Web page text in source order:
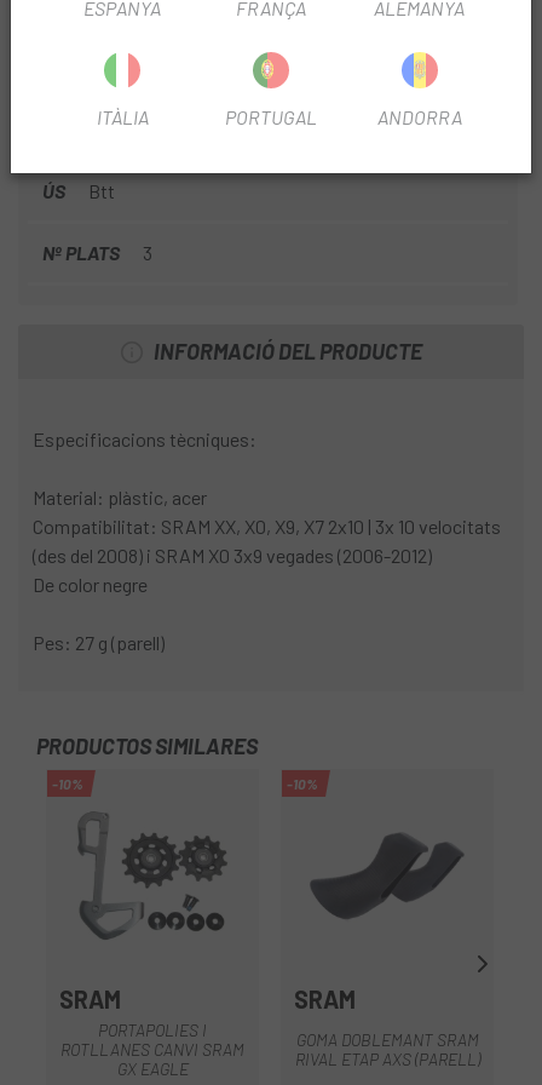
FITXA DE PRODUCTE
VELOCIDADES
TEMPORADA
ÚS Btt
Nº PLATS 3
INFORMACIÓ DEL PRODUCTE
Especificacions tècniques:
Material: plàstic, acer
Compatibilitat: SRAM XX, X0, X9, X7 2x10 | 3x 10 velocitats
(des del 2008) i SRAM X0 3x9 vegades (2006-2012)
De color negre
Pes: 27 g (parell)
PRODUCTOS SIMILARES
-10%
SRAM
PORTAPOLIES I
ROTLLANES CANVI SRAM
GX EAGLE
-10%
SRAM
GOMA DOBLEMANT SRAM
RIVAL ETAP AXS (PARELL)
ESPANYA FRANÇA ALEMANYA
ITÀLIA PORTUGAL ANDORRA